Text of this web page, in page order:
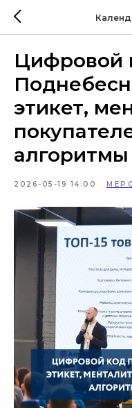
Цифровой
этикет,
2026-05-19 14:00